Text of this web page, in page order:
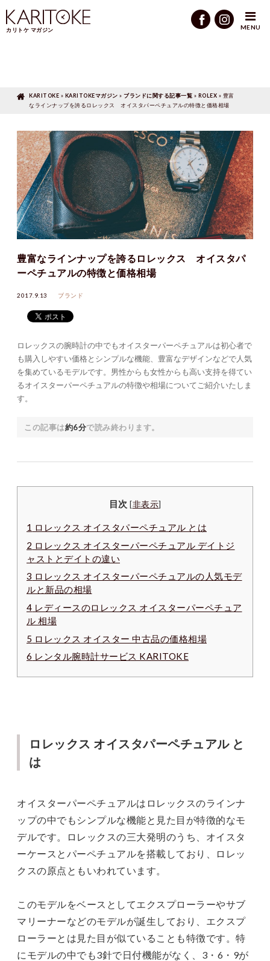
カリトケ マガジン MENU
KARITOKEマガジン » ブランドに関する記事一覧
豊富なラインナップを誇るロ
レックス オイスタパーペチュアルの特徴と価格相場
KARITOKE » KARITOKEマガジン » ブランドに関する記事一覧 » ROLEX » 豊富
なラインナップを誇るロレックス オイスタパーペチュアルの特徴と価格相場
豊富なラインナップを誇るロレックス オイスタパ
ーペチュアルの特徴と価格相場
2017.9.13 ブランド
ロレックスの腕時計の中でもオイスターパーペチュアルは初心者で
も購入しやすい価格とシンプルな機能、豊富なデザインなどで人気
を集めているモデルです。男性からも女性からも高い支持を得てい
るオイスターパーペチュアルの特徴や相場についてご紹介いたしま
す。
この記事は約6分で読み終わります。
目次 [非表示]
1 ロレックス オイスタパーペチュアル とは
2 ロレックス オイスターパーペチュアル デイトジ
ャストとデイトの違い
3 ロレックス オイスターパーペチュアルの人気モデ
ルと新品の相場
4 レディースのロレックス オイスターパーペチュア
ル 相場
5 ロレックス オイスター 中古品の価格相場
6 レンタル腕時計サービス KARITOKE
ロレックス オイスタパーペチュアル と
は
オイスターパーペチュアルはロレックスのラインナ
ップの中でもシンプルな機能と見た目が特徴的なモ
デルです。ロレックスの三大発明のうち、オイスタ
ーケースとパーペチュアルを搭載しており、ロレッ
クスの原点ともいわれています。
このモデルをベースとしてエクスプローラーやサブ
マリーナーなどのモデルが誕生しており、エクスプ
ローラーとは見た目が似ていることも特徴です。特
にモデルの中でも3針で日付機能がなく、3・6・9が